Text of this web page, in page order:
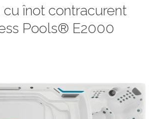
cu înot contracurent
Pools® E2000